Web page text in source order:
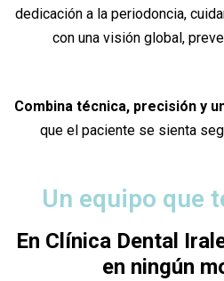
dedicación a la periodoncia,
con una visión global,
Combina técnica, precisión y
que el paciente se sienta
Un equipo que
En Clínica Dental
en ningún